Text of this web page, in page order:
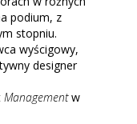
podium, z
stopniu.
wyścigowy,
designer
Managementw